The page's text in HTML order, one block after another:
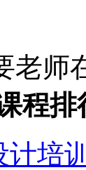
老师
程排
计培